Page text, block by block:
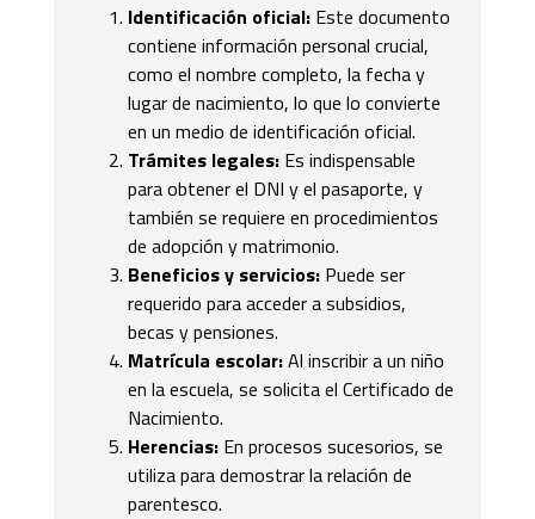
Identificación oficial: Este documento
contiene información personal crucial,
como el nombre completo, la fecha y
lugar de nacimiento, lo que lo convierte
en un medio de identificación oficial.
Trámites legales: Es indispensable
para obtener el DNI y el pasaporte, y
también se requiere en procedimientos
de adopción y matrimonio.
Beneficios y servicios: Puede ser
requerido para acceder a subsidios,
becas y pensiones.
Matrícula escolar:Al inscribir a un niño
en la escuela, se solicita el Certificado de
Nacimiento.
Herencias: En procesos sucesorios, se
utiliza para demostrar la relación de
parentesco.